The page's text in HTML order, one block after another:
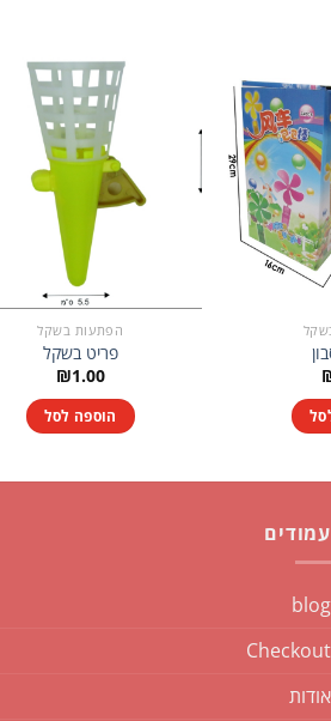
הפתעות בשקל
פריט בשקל
₪1.00
הוספה לסל
עמודים
blog
Checkout
אודות